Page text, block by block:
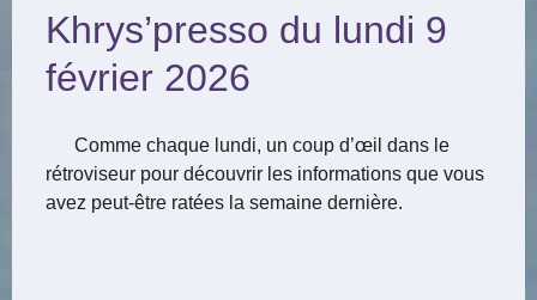
Khrys’presso du lundi 9
février 2026
Comme chaque lundi, un coup d’œil dans le
rétroviseur pour découvrir les informations que vous
avez peut-être ratées la semaine dernière.